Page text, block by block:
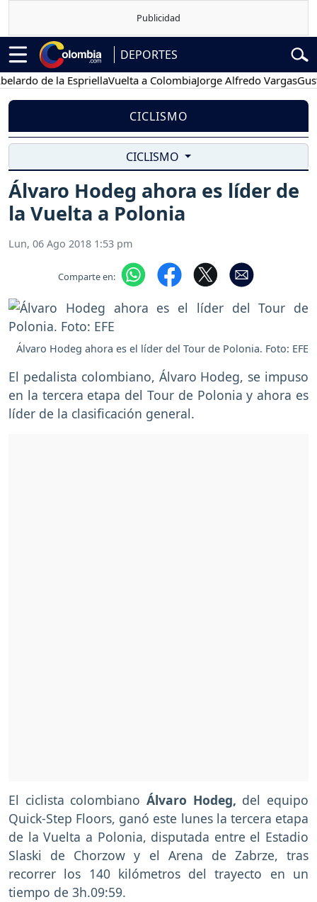
DEPORTES
de la EspriellaVuelta a ColombiaJorge Alfredo VargasGustavo
CICLISMO
CICLISMO
Álvaro Hodeg ahora es líder de
la Vuelta a Polonia
Lun, 06 Ago 2018 1:53 pm
Comparte en:
Álvaro Hodeg ahora es el líder del Tour de Polonia. Foto: EFE
El pedalista colombiano, Álvaro Hodeg, se impuso
en la tercera etapa del Tour de Polonia y ahora es
líder de la clasificación general.
El ciclista colombiano Álvaro Hodeg, del equipo
Quick-Step Floors, ganó este lunes la tercera etapa
de la Vuelta a Polonia, disputada entre el Estadio
Slaski de Chorzow y el Arena de Zabrze, tras
recorrer los 140 kilómetros del trayecto en un
tiempo de 3h.09:59.